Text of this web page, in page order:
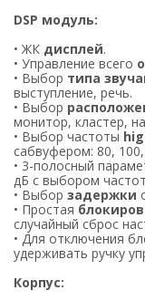
DSP модуль:
• ЖК дисплей.
• Управление всего
• Выбор типа
выступление, речь.
• Выбор
монитор, кластер,
• Выбор частоты
сабвуфером: 80,
• 3-полосный
дБ с выбором
• Выбор задержки
• Простая
случайный сброс
• Для отключения
удерживать ручку
Корпус: